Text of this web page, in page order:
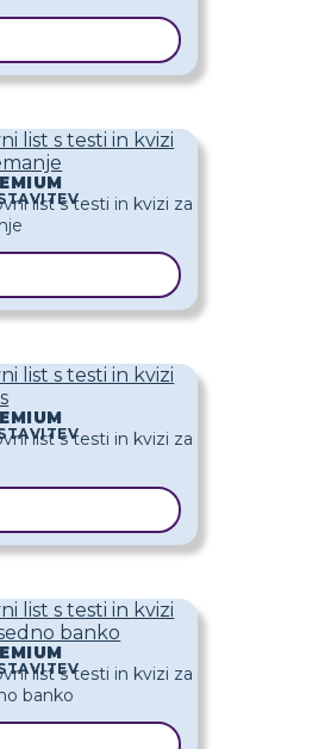
list s testi in kvizi
list s testi in kvizi
list s testi in kvizi
banko